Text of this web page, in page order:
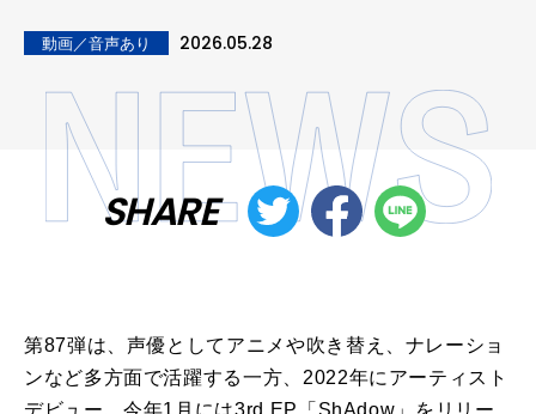
動画／音声あり 2026.05.28
SHARE
第87弾は、声優としてアニメや吹き替え、ナレーショ
ンなど多方面で活躍する一方、2022年にアーティスト
デビュー、今年1月には3rd EP「ShAdow」をリリー